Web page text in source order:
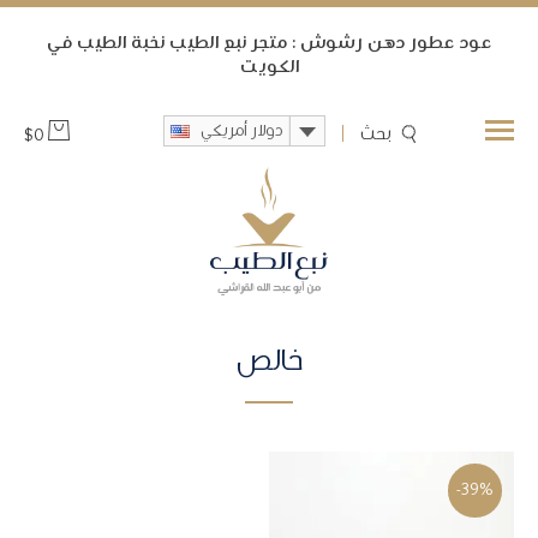
ﻋﻮﺩ ﻋﻄﻮﺭ ﺩﻫﻦ ﺭﺷﻮﺵ : متجر نبع الطيب ﻧﺨﺒﺔ ﺍﻟﻄﻴﺐ ﻓﻲ
ﺍﻟﻜﻮﻳﺖ
بحث دولار أمريكي $0
خالص
-39%